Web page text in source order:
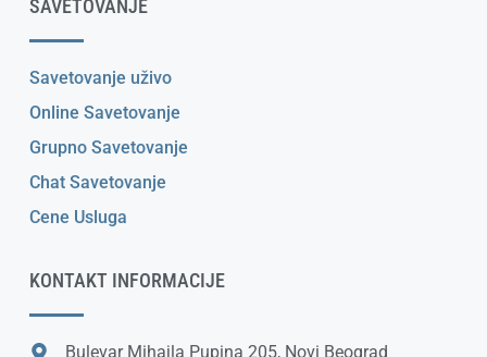
SAVETOVANJE
Savetovanje uživo
Online Savetovanje
Grupno Savetovanje
Chat Savetovanje
Cene Usluga
KONTAKT INFORMACIJE
Bulevar Mihajla Pupina 205, Novi Beograd